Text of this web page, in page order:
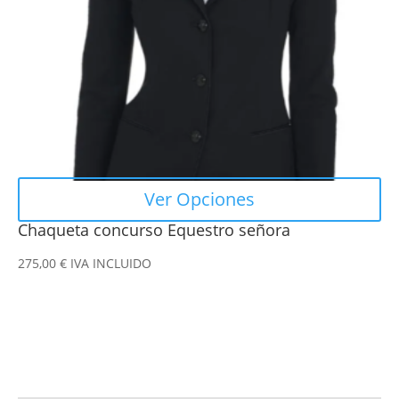
Chaqueta concurso Equestro señora
275,00 € IVA INCLUIDO
Ver Opciones